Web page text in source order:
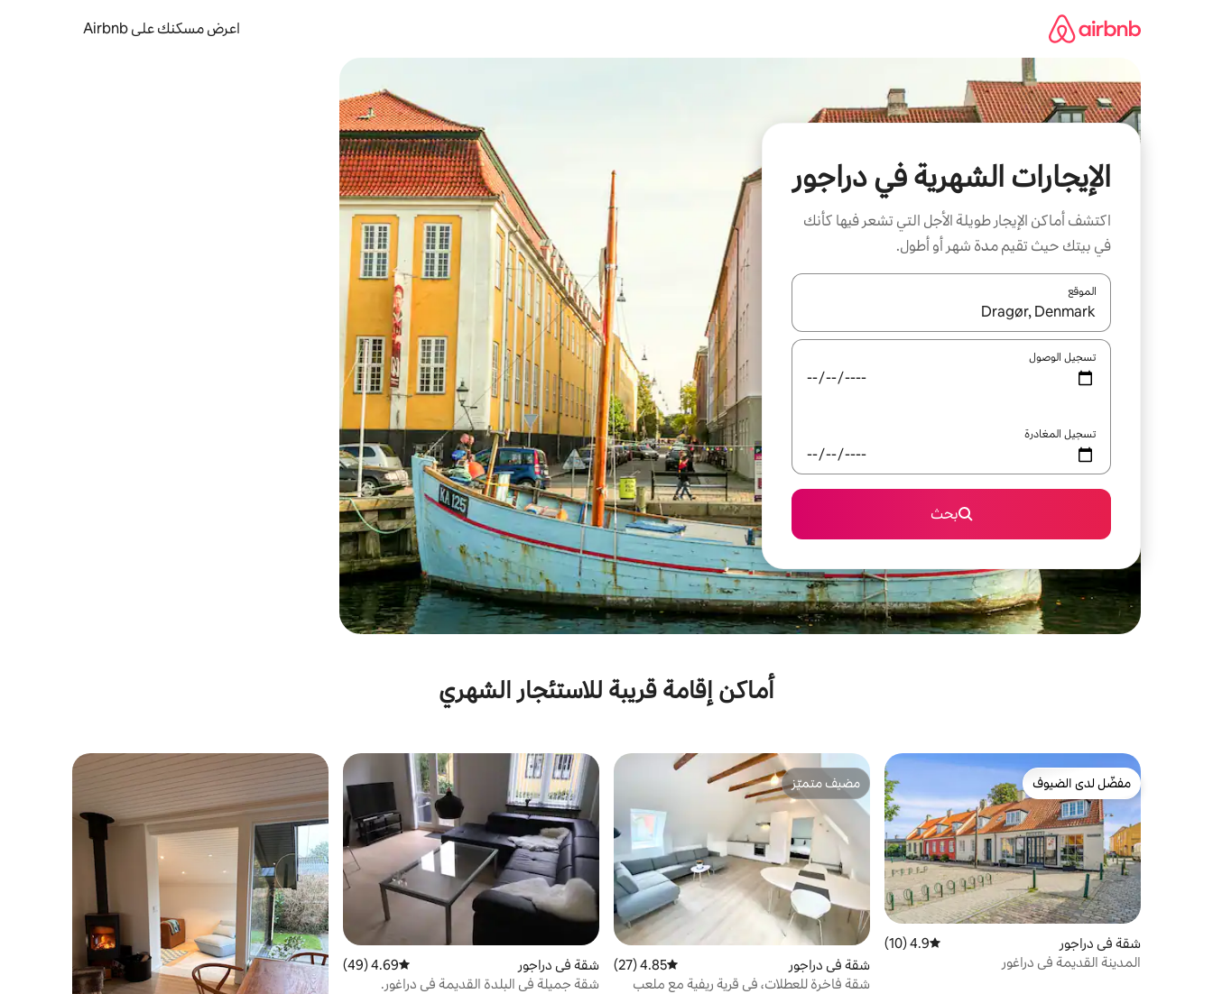
اعرض مسكنك على Airbnb
الإيجارات الشهرية في دراجور
اكتشف أماكن الإيجار طويلة الأجل التي تشعر فيها كأنك
في بيتك حيث تقيم مدة شهر أو أطول.
الموقع
عند توفر النتائج، انتقل باستخدام السهمين لأعلى ولأسفل أو استكشف عن طريق اللمس أو السحب.
تسجيل الوصول
تسجيل المغادرة
بحث
أماكن إقامة قريبة للاستئجار الشهري
مفضّل لدى الضيوف
مفضّل لدى الضيوف
شقة في دراجور متوسط التقييم 4.9 من 5، 10 مراجعات
4.9 (10)
المدينة القديمة في دراغور
مضيف متميّز
مضيف متميّز
شقة في دراجور متوسط التقييم 4.85 من 5، 27 مراجعات
4.85 (27)
شقة فاخرة للعطلات، في قرية ريفية مع ملعب
شقة في دراجور متوسط التقييم 4.69 من 5، 49 مراجعات
4.69 (49)
شقة جميلة في البلدة القديمة في دراغور.